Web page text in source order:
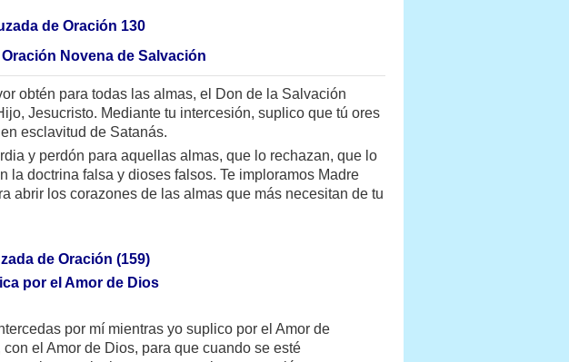
de Oración 130
Novena de Salvación
obtén para todas las almas, el Don de la Salvación
Jesucristo. Mediante tu intercesión, suplico que tú ores
esclavitud de Satanás.
y perdón para aquellas almas, que lo rechazan, que lo
la doctrina falsa y dioses falsos. Te imploramos Madre
abrir los corazones de las almas que más necesitan de tu
de Oración (159)
por el Amor de Dios
por mí mientras yo suplico por el Amor de
el Amor de Dios, para que cuando se esté